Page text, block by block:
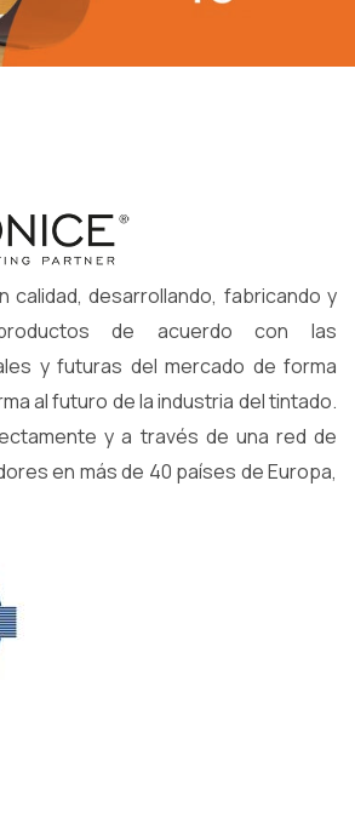
calidad, desarrollando, fabricando y
productos de acuerdo con las
y futuras del mercado de forma
al futuro de la industria del tintado.
y a través de una red de
en más de 40 países de Europa,